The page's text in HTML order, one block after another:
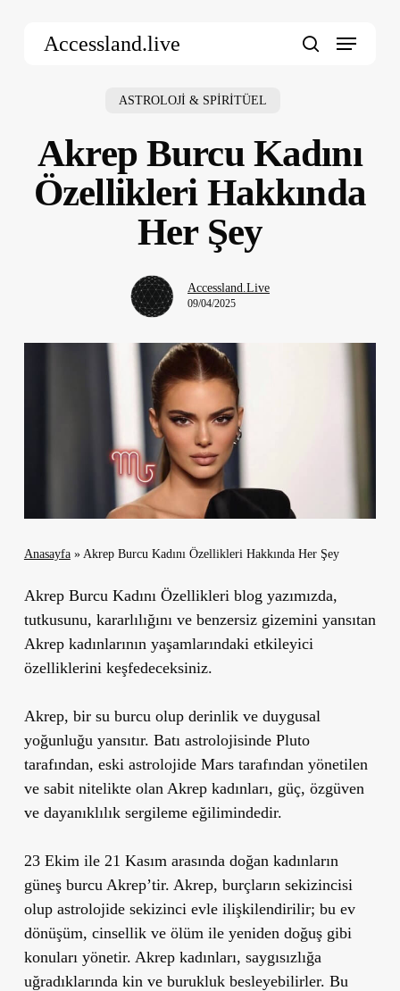
Accessland.live Menu
ASTROLOJİ & SPİRİTÜEL
Akrep Burcu Kadını
Özellikleri Hakkında
Her Şey
Accessland.Live
09/04/2025
Anasayfa» Akrep Burcu Kadını Özellikleri Hakkında Her Şey
Akrep Burcu Kadını Özellikleri blog yazımızda,
tutkusunu, kararlılığını ve benzersiz gizemini yansıtan
Akrep kadınlarının yaşamlarındaki etkileyici
özelliklerini keşfedeceksiniz.
Akrep, bir su burcu olup derinlik ve duygusal
yoğunluğu yansıtır. Batı astrolojisinde Pluto
tarafından, eski astrolojide Mars tarafından yönetilen
ve sabit nitelikte olan Akrep kadınları, güç, özgüven
ve dayanıklılık sergileme eğilimindedir.
23 Ekim ile 21 Kasım arasında doğan kadınların
güneş burcu Akrep’tir. Akrep, burçların sekizincisi
olup astrolojide sekizinci evle ilişkilendirilir; bu ev
dönüşüm, cinsellik ve ölüm ile yeniden doğuş gibi
konuları yönetir. Akrep kadınları, saygısızlığa
uğradıklarında kin ve burukluk besleyebilirler. Bu